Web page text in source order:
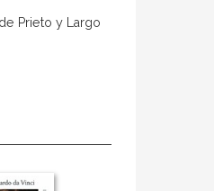
Prieto y Largo